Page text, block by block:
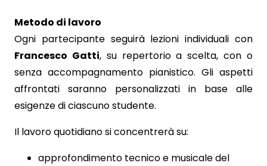
Metodo di lavoro
Ogni partecipante seguirà lezioni individuali con
Francesco Gatti, su repertorio a scelta, con o
senza accompagnamento pianistico. Gli aspetti
affrontati saranno personalizzati in base alle
esigenze di ciascuno studente.
Il lavoro quotidiano si concentrerà su:
approfondimento tecnico e musicale del